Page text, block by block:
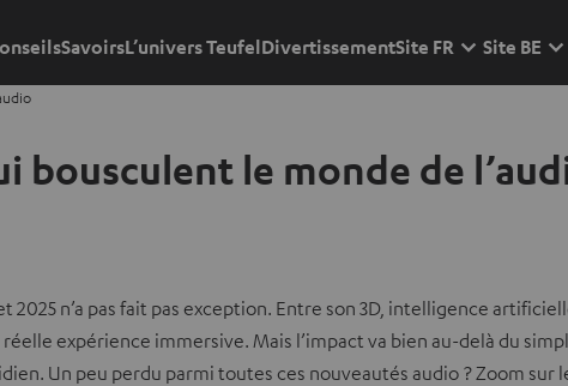
SavoirsL’univers TeufelDivertissementSite FR Site BE
bousculent le monde de
2025 n’a pas fait pas exception. Entre son 3D, intelligence
expérience immersive. Mais l’impact va bien au-delà du
Un peu perdu parmi toutes ces nouveautés audio ? Zoom